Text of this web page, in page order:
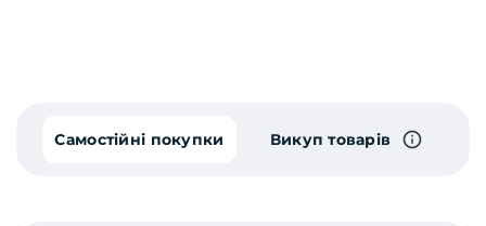
Самостійні покупки Викуп товарів